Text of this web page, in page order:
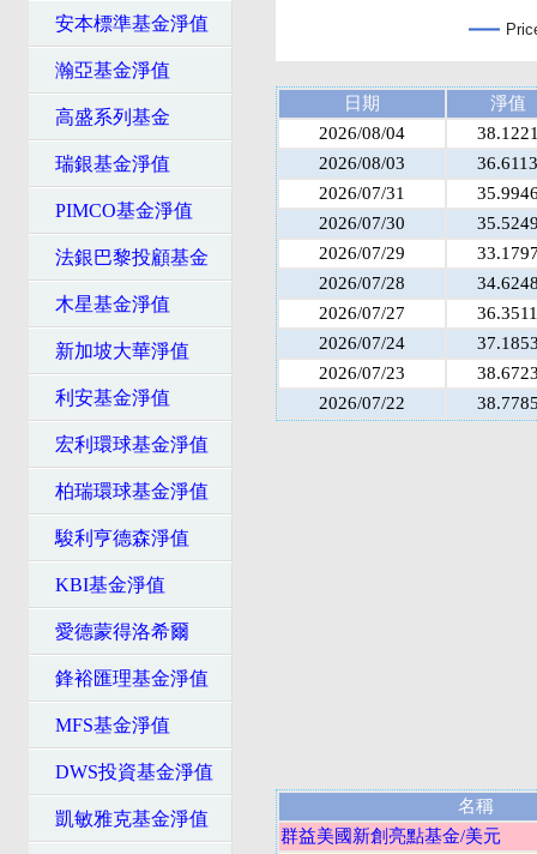
安本標準基金淨值
瀚亞基金淨值
高盛系列基金
瑞銀基金淨值
PIMCO基金淨值
法銀巴黎投顧基金
木星基金淨值
新加坡大華淨值
利安基金淨值
宏利環球基金淨值
柏瑞環球基金淨值
駿利亨德森淨值
KBI基金淨值
愛德蒙得洛希爾
鋒裕匯理基金淨值
MFS基金淨值
DWS投資基金淨值
凱敏雅克基金淨值
日期
淨值
2026/08/04
2026/08/03
36.6113
2026/07/31
2026/07/30
2026/07/29
2026/07/28
2026/07/27
36.3511
2026/07/24
2026/07/23
2026/07/22
名稱
群益美國新創亮點基金/美元